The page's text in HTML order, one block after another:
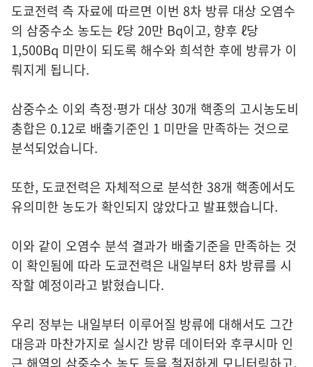
도쿄전력 측 자료에 따르면 이번 8차 방류 대상 오염수
의 삼중수소 농도는 ℓ당 20만 Bq이고, 향후 ℓ당
1,500Bq 미만이 되도록 해수와 희석한 후에 방류가 이
뤄지게 됩니다.
삼중수소 이외 측정·평가 대상 30개 핵종의 고시농도비
총합은 0.12로 배출기준인 1 미만을 만족하는 것으로
분석되었습니다.
또한, 도쿄전력은 자체적으로 분석한 38개 핵종에서도
유의미한 농도가 확인되지 않았다고 발표했습니다.
이와 같이 오염수 분석 결과가 배출기준을 만족하는 것
이 확인됨에 따라 도쿄전력은 내일부터 8차 방류를 시
작할 예정이라고 밝혔습니다.
우리 정부는 내일부터 이루어질 방류에 대해서도 그간
대응과 마찬가지로 실시간 방류 데이터와 후쿠시마 인
근 해역의 삼중수소 농도 등을 철저하게 모니터링하고,